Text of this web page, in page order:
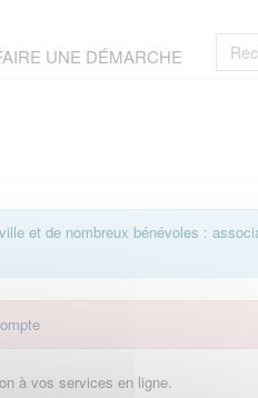
UNE DÉMARCHE
et de nombreux bénévoles :
à vos services en ligne.